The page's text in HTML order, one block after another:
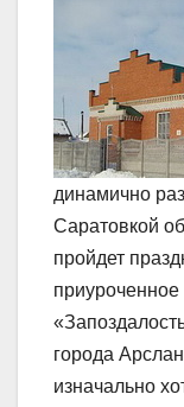
динамично
Саратовкой
пройдет
города
изначально